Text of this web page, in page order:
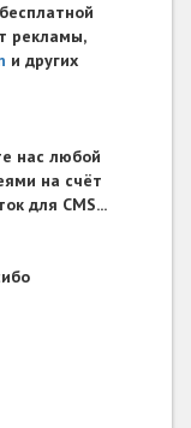
рекламы,
и других
нас любой
на счёт
для CMS...